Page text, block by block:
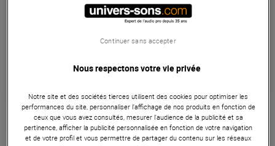
à Univers-sons
Apport initial :
TAEG fixe : 0%
Garantie3 ans
Nous respectons votre vie privée
Notre site et des sociétés tierces utilisent des cookies pour optimiser les
performances du site, personnaliser l’affichage de nos produits en fonction de
ceux que vous avez consultés, mesurer l'audience de la publicité et sa
pertinence, afficher la publicité personnalisée en fonction de votre navigation
et de votre profil et vous permettre de partager du contenu sur les réseaux
Continuer sans accepter